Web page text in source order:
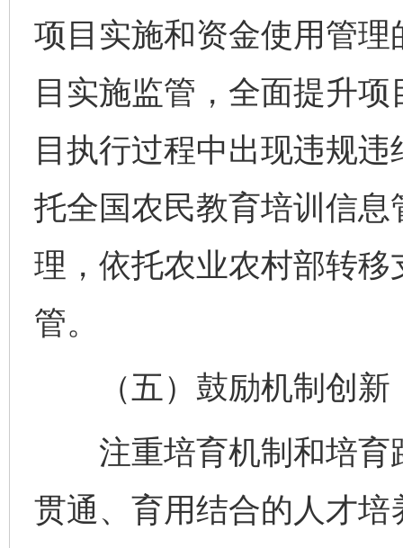
项目实施和资金使用管
目实施监管，全面提升
目执行过程中出现违规
托全国农民教育培训信
理，依托农业农村部转
管。
（五）鼓励机制创新
注重培育机制和培育
贯通、育用结合的人才